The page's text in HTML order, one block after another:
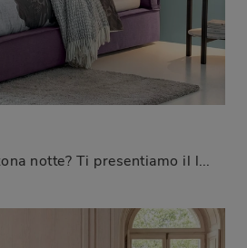
Vuoi ridefinire la zona notte? Ti presentiamo il letto in tessuto Metro di Oggioni per spazi moderni.